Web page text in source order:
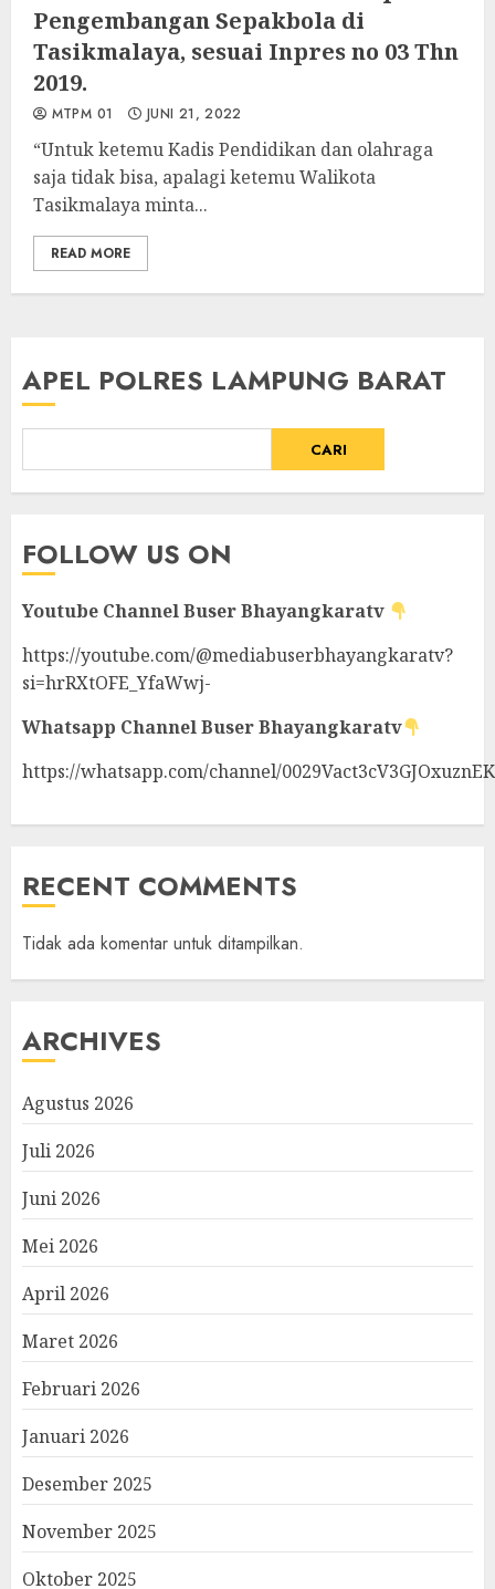
Pengembangan Sepakbola di
Tasikmalaya, sesuai Inpres no 03 Thn
2019.
MTPM 01 JUNI 21, 2022
“Untuk ketemu Kadis Pendidikan dan olahraga
saja tidak bisa, apalagi ketemu Walikota
Tasikmalaya minta...
READ MORE
APEL POLRES LAMPUNG BARAT
CARI
FOLLOW US ON
Youtube ChannelBuser Bhayangkaratv
https://youtube.com/@mediabuserbhayangkaratv?
si=hrRXtOFE_YfaWwj-
Whatsapp ChannelBuser Bhayangkaratv
https://whatsapp.com/channel/
RECENT COMMENTS
Tidak ada komentar untuk ditampilkan.
ARCHIVES
Agustus 2026
Juli 2026
Juni 2026
Mei 2026
April 2026
Maret 2026
Februari 2026
Januari 2026
Desember 2025
November 2025
Oktober 2025